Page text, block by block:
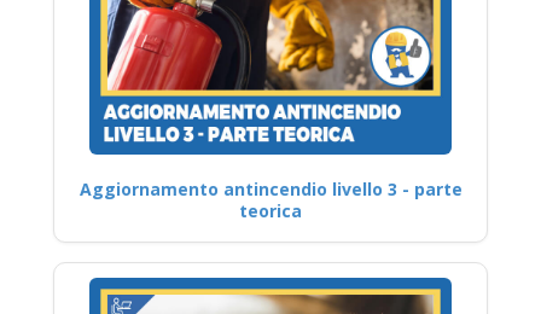
Aggiornamento antincendio livello 3 - parte
teorica